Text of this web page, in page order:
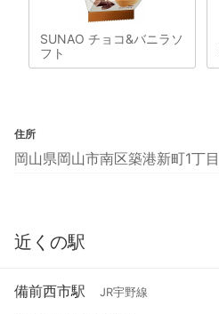
SUNAO チョコ&バニラソ
フト
住所
岡山県岡山市南区築港新町1丁
近くの駅
備前西市駅 JR宇野線